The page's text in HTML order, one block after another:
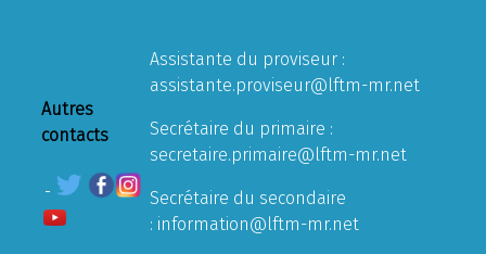
Autres
contacts
Assistante du proviseur :
assistante.proviseur@lftm-mr.net
Secrétaire du primaire :
secretaire.primaire@lftm-mr.net
Secrétaire du secondaire
: information@lftm-mr.net